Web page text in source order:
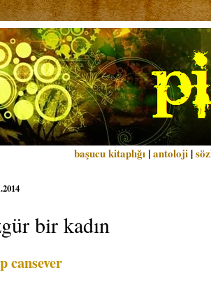
başucu kitaplığı |antoloji |
bir kadın
cansever